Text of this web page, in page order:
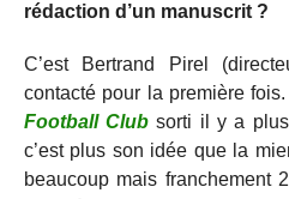
rédaction d’un manuscrit ?
C’est Bertrand Pirel
contacté pour la première
Football Clubsorti il y a plus
c’est plus son idée que la
beaucoup mais franchement